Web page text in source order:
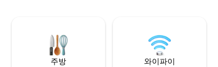
형 스크린이 있는 영화관으로 푸톤 소파가
나 게이터 조스까지 보트를 타고 갈 수 있습
요. 농장 투어를 즐
현대적인 편의시
온함과 소박한 매
주방 와이파이